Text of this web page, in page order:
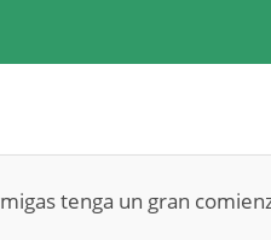
tenga un gran